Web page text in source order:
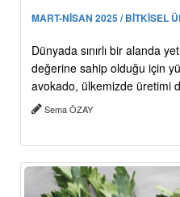
MART-NİSAN 2025 / BİTKİSEL
Dünyada sınırlı bir alanda
değerine sahip olduğu için
avokado, ülkemizde üretimi
Sema ÖZAY